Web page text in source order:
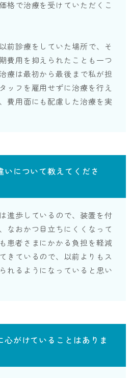
格で治療を受けていただくこ
前診療をしていた場所で、そ
費用を抑えられたことも一つ
療は最初から最後まで私が担
ッフを雇用せずに治療を行え
費用面にも配慮した治療を実
について教えてくださ
進歩しているので、装置を付
なおかつ目立ちにくくなって
患者さまにかかる負担を軽減
きているので、以前よりもス
れるようになっていると思い
がけていることはありま